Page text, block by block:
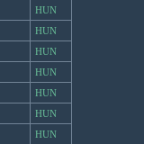
HUN
HUN
HUN
HUN
HUN
HUN
HUN